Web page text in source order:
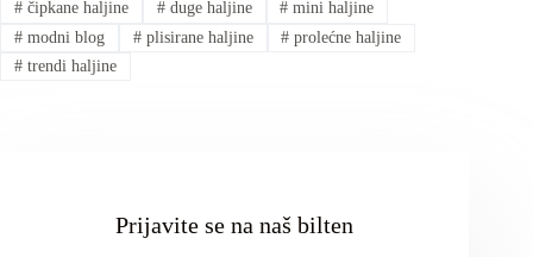
#čipkane haljine #duge haljine # mini haljine
#modni blog #plisirane haljine # prolećne haljine
#trendi haljine
Prijavite se na naš bilten